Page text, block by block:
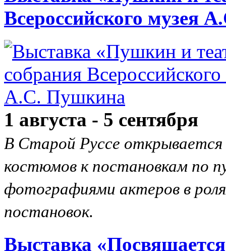
Всероссийского музея
1 августа - 5 сентября
В Старой Руссе открывается
костюмов к постановкам по
фотографиями актеров в
постановок.
Выставка